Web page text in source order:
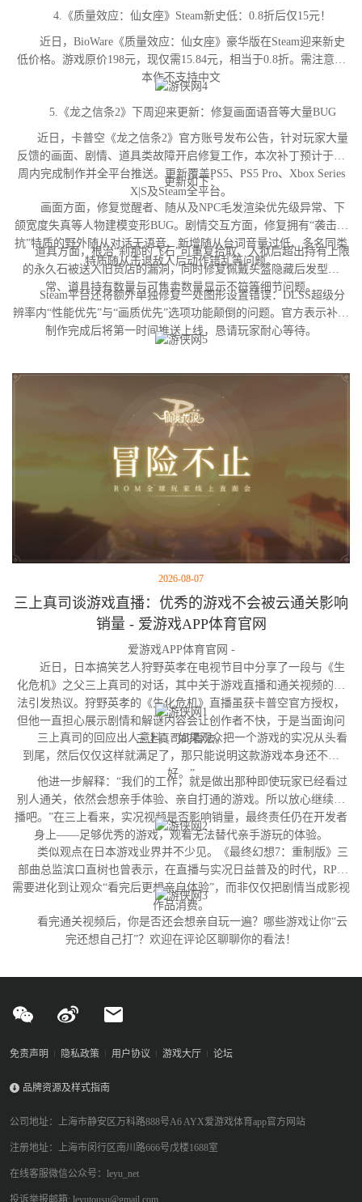
4.《质量效应：仙女座》Steam新史低：0.8折后仅15元！
近日，BioWare《质量效应：仙女座》豪华版在Steam迎来新史
低价格。游戏原价198元，现仅需15.84元，相当于0.8折。需注意，
本作不支持中文
5.《龙之信条2》下周迎来更新：修复画面语音等大量BUG
近日，卡普空《龙之信条2》官方账号发布公告，针对玩家大量
反馈的画面、剧情、道具类故障开启修复工作，本次补丁预计于下
周内完成制作并全平台推送。更新覆盖PS5、PS5 Pro、Xbox Series
X|S及Steam全平台。
更新如下：
画面方面，修复觉醒者、随从及NPC毛发渲染优先级异常、下
颌宽度失真等人物建模变形BUG。剧情交互方面，修复拥有“袭击对
抗”特质的野外随从对话无语音、新增随从台词音量过低、多名同类
特质随从击退敌人后动作错乱等问题。
道具方面，根治“刹那的飞石”可重复拾取、入狱后超出持有上限
的永久石被送入旧货店的漏洞，同时修复佩戴头盔隐藏后发型异
常、道具持有数量与可售卖数量显示不符等细节问题。
Steam平台还将额外单独修复一处图形设置错误：DLSS超级分
辨率内“性能优先”与“画质优先”选项功能颠倒的问题。官方表示补丁
制作完成后将第一时间推送上线，恳请玩家耐心等待。
2026-08-07
三上真司谈游戏直播：优秀的游戏不会被云通关影响
销量 - 爱游戏APP体育官网
爱游戏APP体育官网 -
近日，日本搞笑艺人狩野英孝在电视节目中分享了一段与《生
化危机》之父三上真司的对话，其中关于游戏直播和通关视频的看
法引发热议。狩野英孝的《生化危机》直播虽获卡普空官方授权，
但他一直担心展示剧情和解谜内容会让创作者不快，于是当面询问
三上真司的看法。
三上真司的回应出人意料：“如果观众把一个游戏的实况从头看
到尾，然后仅仅这样就满足了，那只能说明这款游戏本身还不够
好。”
他进一步解释：“我们的工作，就是做出那种即使玩家已经看过
别人通关，依然会想亲手体验、亲自打通的游戏。所以放心继续直
播吧。”在三上看来，实况视频是否影响销量，最终责任仍在开发者
身上——足够优秀的游戏，观看无法替代亲手游玩的体验。
类似观点在日本游戏业界并不少见。《最终幻想7：重制版》三
部曲总监滨口直树也曾表示，在直播与实况日益普及的时代，RPG
需要进化到让观众“看完后更想亲自体验”，而非仅仅把剧情当成影视
作品消费。
看完通关视频后，你是否还会想亲自玩一遍？哪些游戏让你“云
完还想自己打”？欢迎在评论区聊聊你的看法！
免责声明 隐私政策 用户协议 游戏大厅 论坛
品牌资源及样式指南
公司地址：上海市静安区万科路888号A6 AYX爱游戏体育app官方网站
注册地址：上海市闵行区南川路666号戊楼1688室
在线客服微信公众号：leyu_net